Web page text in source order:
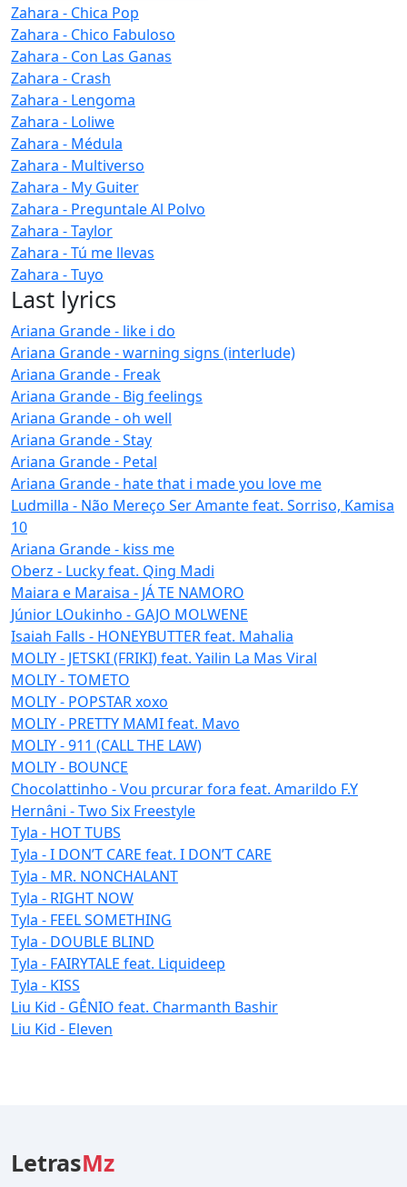
Zahara - Chica Pop
Zahara - Chico Fabuloso
Zahara - Con Las Ganas
Zahara - Crash
Zahara - Lengoma
Zahara - Loliwe
Zahara - Médula
Zahara - Multiverso
Zahara - My Guiter
Zahara - Preguntale Al Polvo
Zahara - Taylor
Zahara - Tú me llevas
Zahara - Tuyo
Last lyrics
Ariana Grande - like i do
Ariana Grande - warning signs (interlude)
Ariana Grande - Freak
Ariana Grande - Big feelings
Ariana Grande - oh well
Ariana Grande - Stay
Ariana Grande - Petal
Ariana Grande - hate that i made you love me
Ludmilla - Não Mereço Ser Amante feat. Sorriso, Kamisa
10
Ariana Grande - kiss me
Oberz - Lucky feat. Qing Madi
Maiara e Maraisa - JÁ TE NAMORO
Júnior LOukinho - GAJO MOLWENE
Isaiah Falls - HONEYBUTTER feat. Mahalia
MOLIY - JETSKI (FRIKI) feat. Yailin La Mas Viral
MOLIY - TOMETO
MOLIY - POPSTAR xoxo
MOLIY - PRETTY MAMI feat. Mavo
MOLIY - 911 (CALL THE LAW)
MOLIY - BOUNCE
Chocolattinho - Vou prcurar fora feat. Amarildo F.Y
Hernâni - Two Six Freestyle
Tyla - HOT TUBS
Tyla - I DON’T CARE feat. I DON’T CARE
Tyla - MR. NONCHALANT
Tyla - RIGHT NOW
Tyla - FEEL SOMETHING
Tyla - DOUBLE BLIND
Tyla - FAIRYTALE feat. Liquideep
Tyla - KISS
Liu Kid - GÊNIO feat. Charmanth Bashir
Liu Kid - Eleven
LetrasMz